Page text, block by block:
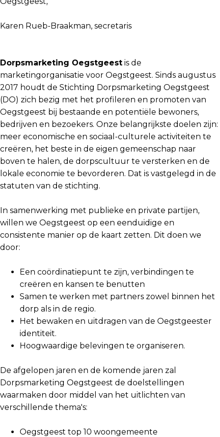
Karen Rueb-Braakman, secretaris
Dorpsmarketing Oegstgeest is de
marketingorganisatie voor Oegstgeest. Sinds augustus
2017 houdt de Stichting Dorpsmarketing Oegstgeest
(DO) zich bezig met het profileren en promoten van
Oegstgeest bij bestaande en potentiële bewoners,
bedrijven en bezoekers. Onze belangrijkste doelen zijn:
meer economische en sociaal-culturele activiteiten te
creëren, het beste in de eigen gemeenschap naar
boven te halen, de dorpscultuur te versterken en de
lokale economie te bevorderen. Dat is vastgelegd in de
statuten van de stichting.
In samenwerking met publieke en private partijen,
willen we Oegstgeest op een eenduidige en
consistente manier op de kaart zetten. Dit doen we
door:
Een coördinatiepunt te zijn, verbindingen te
creëren en kansen te benutten
Samen te werken met partners zowel binnen het
dorp als in de regio.
Het bewaken en uitdragen van de Oegstgeester
identiteit.
Hoogwaardige belevingen te organiseren.
De afgelopen jaren en de komende jaren zal
Dorpsmarketing Oegstgeest de doelstellingen
waarmaken door middel van het uitlichten van
verschillende thema's:
Oegstgeest top 10 woongemeente